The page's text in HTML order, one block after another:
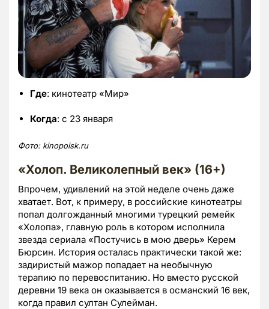
Где: кинотеатр «Мир»
Когда: с 23 января
Фото: kinopoisk.ru
«Холоп. Великолепный век» (16+)
Впрочем, удивлений на этой неделе очень даже
хватает. Вот, к примеру, в российские кинотеатры
попал долгожданный многими турецкий ремейк
«Холопа», главную роль в котором исполнила
звезда сериала «Постучись в мою дверь» Керем
Бюрсин. История осталась практически такой же:
задиристый мажор попадает на необычную
терапию по перевоспитанию. Но вместо русской
деревни 19 века он оказывается в османский 16 век,
когда правил султан Сулейман.